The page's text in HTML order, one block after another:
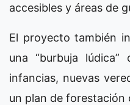
accesibles y áreas de
El proyecto también
una “burbuja
infancias, nuevas
un plan de forestación